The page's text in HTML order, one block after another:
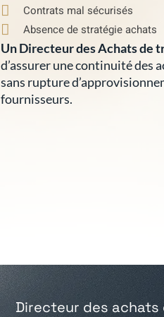
Contrats mal sécurisés
Absence de stratégie achats
Un Directeur des Achats de
d’assurer une continuité des
sans rupture
fournisseurs.
Directeur des